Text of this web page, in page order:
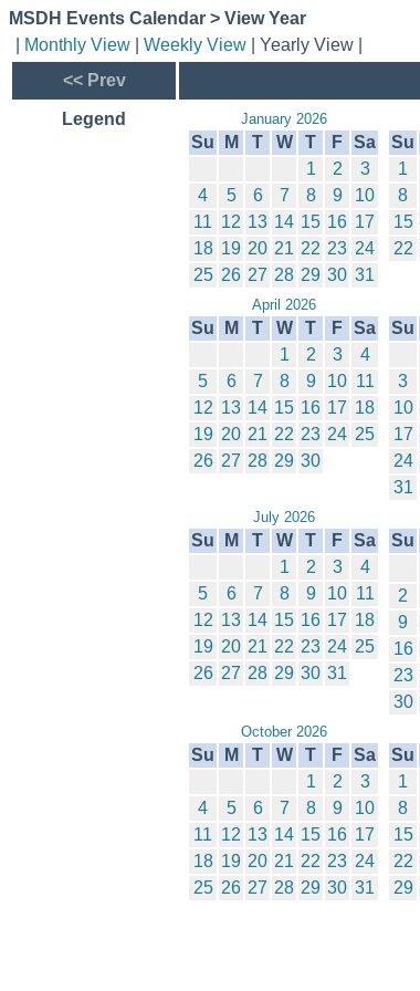
MSDH Events Calendar > View Year
Monthly View Weekly View | Yearly View |
<< Prev
Legend January 2026
Su M T W T F Sa
1
2
3
4
5 6 7 8 9
10
11 12 13 14 15 16 17
18 19 20 21 22 23 24
25 26 27 28 29 30 31
Su
1
8
15
22
April 2026
Su M T W T F Sa
1
2 3
4
5
6 7 8 9 10 11
12 13 14 15 16 17 18
19 20 21 22 23 24 25
26 27 28 29 30
Su
3
10
17
24
31
July 2026
Su M T W T F Sa
1
2 3
4
5
6 7 8 9 10 11
12 13 14 15 16 17 18
19 20 21 22 23 24 25
26 27 28 29 30 31
Su
2
9
16
23
30
October 2026
Su M T W T F Sa
1
2
3
4
5 6 7 8 9
10
11 12 13 14 15 16 17
18 19 20 21 22 23 24
25 26 27 28 29 30 31
Su
1
8
15
22
29